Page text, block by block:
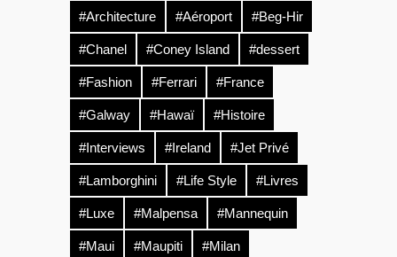
#Architecture #Aéroport #Beg-Hir
#Chanel #Coney Island #dessert
#Fashion #Ferrari #France
#Galway #Hawaï #Histoire
#Interviews #Ireland #Jet Privé
#Lamborghini #Life Style #Livres
#Luxe #Malpensa #Mannequin
#Maui #Maupiti #Milan